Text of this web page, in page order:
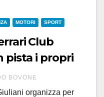
MOTORI SPORT
Club
pista i propri
BOVONE
organizza per